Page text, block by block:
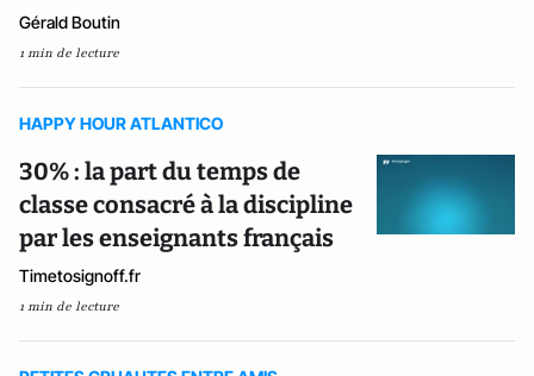
Gérald Boutin
1 min de lecture
HAPPY HOUR ATLANTICO
30% : la part du temps de
classe consacré à la discipline
par les enseignants français
Timetosignoff.fr
1 min de lecture